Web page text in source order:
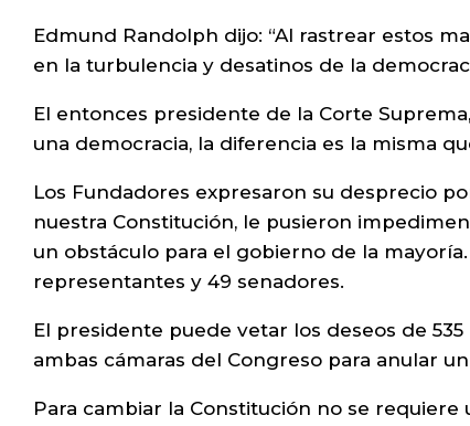
Edmund Randolph dijo: “Al rastrear estos
en la turbulencia y desatinos de la
El entonces presidente de la Corte
una democracia, la diferencia es la misma
Los Fundadores expresaron su desprecio
nuestra Constitución, le pusieron
un obstáculo para el gobierno de la
representantes y 49 senadores.
El presidente puede vetar los deseos de
ambas cámaras del Congreso para anular
Para cambiar la Constitución no se